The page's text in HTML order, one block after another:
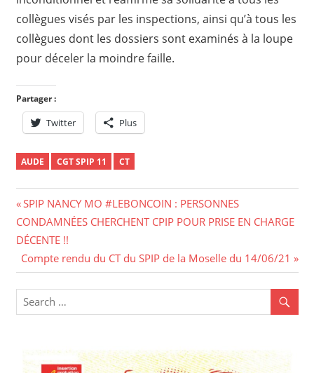
collègues visés par les inspections, ainsi qu’à tous les
collègues dont les dossiers sont examinés à la loupe
pour déceler la moindre faille.
Partager :
Twitter Plus
AUDE CGT SPIP 11 CT
Navigation
de
l’article
Previous
Post:
SPIP NANCY MO #LEBONCOIN : PERSONNES
CONDAMNÉES CHERCHENT CPIP POUR PRISE EN CHARGE
DÉCENTE !!
Next
Post:
Compte rendu du CT du SPIP de la Moselle du 14/06/21